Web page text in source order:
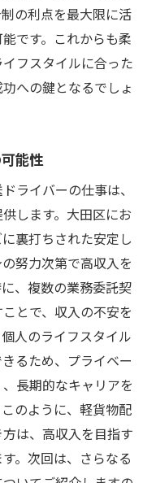
の利点を最大限に活
です。これからも柔
フスタイルに合った
への鍵となるでしょ
能性
ライバーの仕事は、
します。大田区にお
裏打ちされた安定し
努力次第で高収入を
、複数の業務委託契
とで、収入の不安を
人のライフスタイル
るため、プライベー
長期的なキャリアを
のように、軽貨物配
は、高収入を目指す
。次回は、さらなる